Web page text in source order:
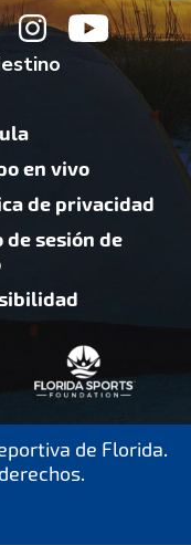
en vivo
de privacidad
de sesión de
de Florida.